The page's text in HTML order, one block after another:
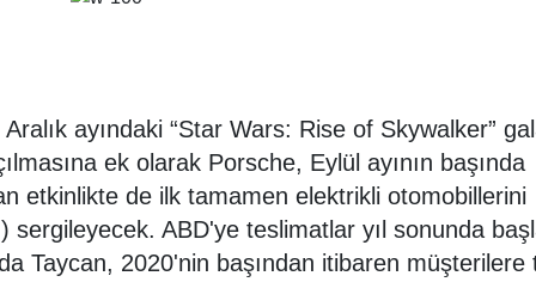
ayındaki “Star Wars: Rise of Skywalker”
ek olarak Porsche, Eylül ayının başında
etkinlikte de ilk tamamen elektrikli otomobillerini
sergileyecek. ABD'ye teslimatlar yıl sonunda
Taycan, 2020'nin başından itibaren müşterilere